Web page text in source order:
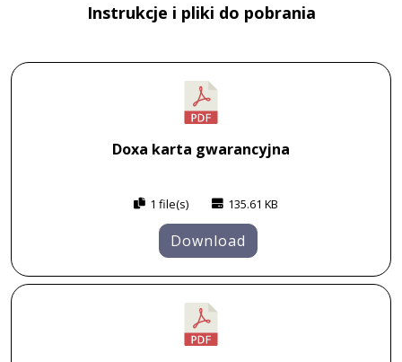
Instrukcje i pliki do pobrania
Doxa karta gwarancyjna
1 file(s) 135.61 KB
Download